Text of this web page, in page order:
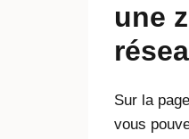
une
Sur la
vous